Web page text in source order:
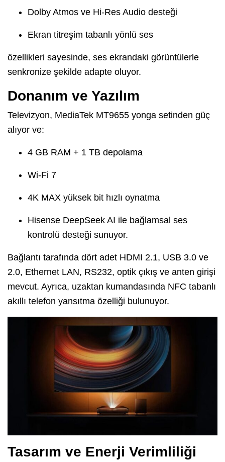
Dolby Atmos ve Hi-Res Audio desteği
Ekran titreşim tabanlı yönlü ses
özellikleri sayesinde, ses ekrandaki görüntülerle
senkronize şekilde adapte oluyor.
Donanım ve Yazılım
Televizyon, MediaTek MT9655 yonga setinden güç
alıyor ve:
4 GB RAM + 1 TB depolama
Wi-Fi 7
4K MAX yüksek bit hızlı oynatma
Hisense DeepSeek AI ile bağlamsal ses
kontrolü desteği sunuyor.
Bağlantı tarafında dört adet HDMI 2.1, USB 3.0 ve
2.0, Ethernet LAN, RS232, optik çıkış ve anten girişi
mevcut. Ayrıca, uzaktan kumandasında NFC tabanlı
akıllı telefon yansıtma özelliği bulunuyor.
Tasarım ve Enerji Verimliliği